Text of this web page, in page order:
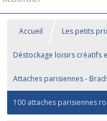
Accueil Les petits
Déstockage loisirs créatifs
Attaches parisiennes -
100 attaches parisiennes